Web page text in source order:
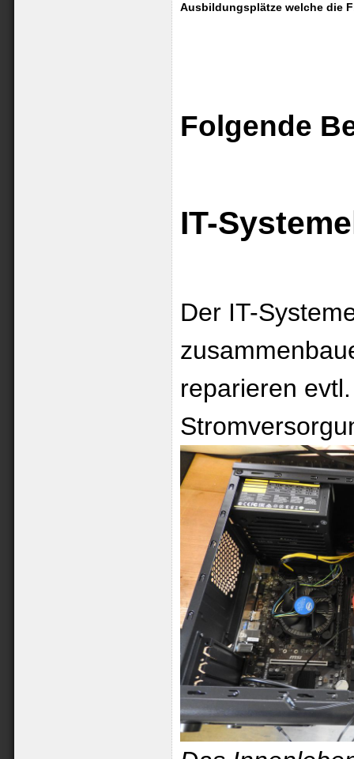
Ausbildungsplätze welche die
Folgende
IT-
Der IT-
reparieren